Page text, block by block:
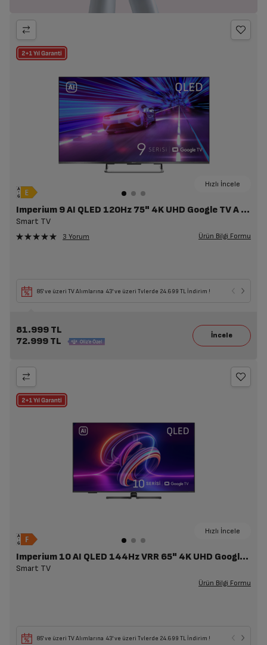
Hızlı İncele
Imperium 9 AI QLED 120Hz 75" 4K UHD Google TV A 975 C AI
Smart TV
3 Yorum Ürün Bilgi Formu
85' ve üzeri TV Alımlarına 43' ve üzeri Tvlerde 24.699 TL İndirim !
81.999 TL
72.999 TL
Hızlı İncele
Imperium 10 AI QLED 144Hz VRR 65" 4K UHD Google TV - A 1065 C AI
Smart TV
Ürün Bilgi Formu
85' ve üzeri TV Alımlarına 43' ve üzeri Tvlerde 24.699 TL İndirim !